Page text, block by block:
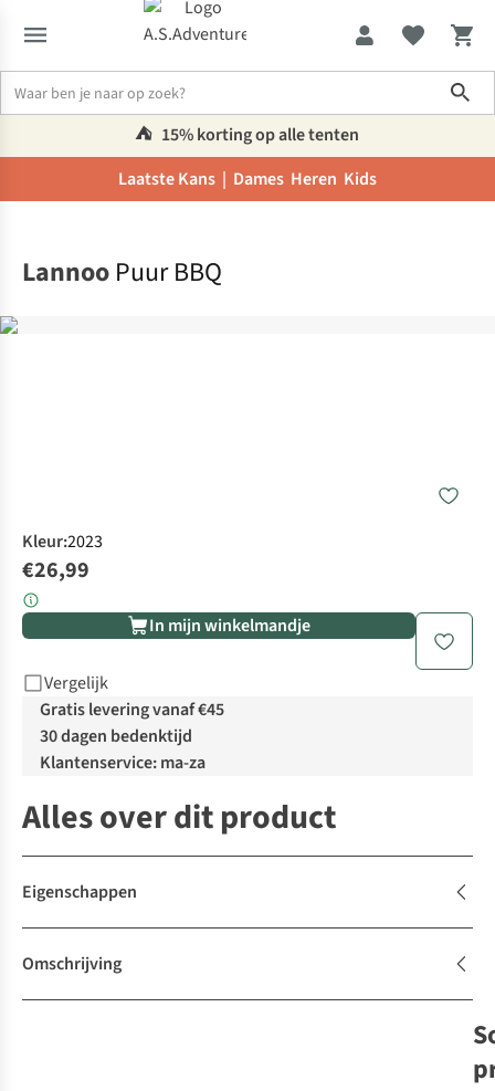
⛺️ 15% korting op alle tenten
Laatste Kans | Dames Heren Kids
Lannoo Puur BBQ
Kleur:2023
€26,99
In mijn winkelmandje
Vergelijk
Gratis levering vanaf €45
30 dagen bedenktijd
Klantenservice: ma-za
Alles over dit product
Eigenschappen
Omschrijving